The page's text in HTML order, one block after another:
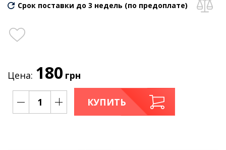
Срок поставки до 3 недель (по предоплате)
Цена: 180 грн
КУПИТЬ